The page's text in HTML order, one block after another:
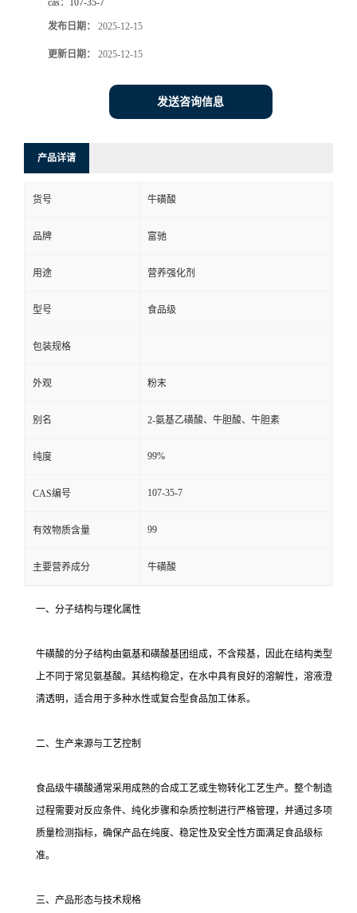
cas： 107-35-7
发布日期： 2025-12-15
更新日期： 2025-12-15
发送咨询信息
产品详请
货号 牛磺酸
品牌 富驰
用途 营养强化剂
型号 食品级
包装规格
外观 粉末
别名 2-氨基乙磺酸、牛胆酸、牛胆素
纯度 99%
CAS编号 107-35-7
有效物质含量 99
主要营养成分 牛磺酸
一、分子结构与理化属性
牛磺酸的分子结构由氨基和磺酸基团组成，不含羧基，因此在结构类型
上不同于常见氨基酸。其结构稳定，在水中具有良好的溶解性，溶液澄
清透明，适合用于多种水性或复合型食品加工体系。
二、生产来源与工艺控制
食品级牛磺酸通常采用成熟的合成工艺或生物转化工艺生产。整个制造
过程需要对反应条件、纯化步骤和杂质控制进行严格管理，并通过多项
质量检测指标，确保产品在纯度、稳定性及安全性方面满足食品级标
准。
三、产品形态与技术规格